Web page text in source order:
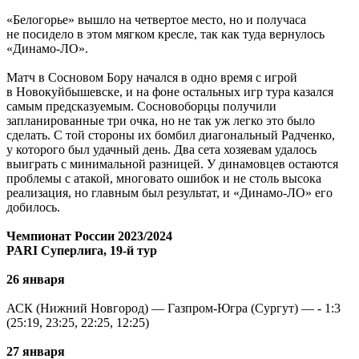
«Белогорье» вышло на четвертое место, но и получаса
не посидело в этом мягком кресле, так как туда вернулось
«Динамо-ЛО».
Матч в Сосновом Бору начался в одно время с игрой
в Новокуйбышевске, и на фоне остальных игр тура казался
самым предсказуемым. Сосновоборцы получили
запланированные три очка, но не так уж легко это было
сделать. С той стороны их бомбил диагональный Радченко,
у которого был удачный день. Два сета хозяевам удалось
выиграть с минимальной разницей. У динамовцев остаются
проблемы с атакой, многовато ошибок и не столь высока
реализация, но главным был результат, и «Динамо-ЛО» его
добилось.
Чемпионат России 2023/2024
PARI Суперлига, 19-й тур
26 января
АСК (Нижний Новгород) — Газпром-Югра (Сургут) — - 1:3
(25:19, 23:25, 22:25, 12:25)
27 января